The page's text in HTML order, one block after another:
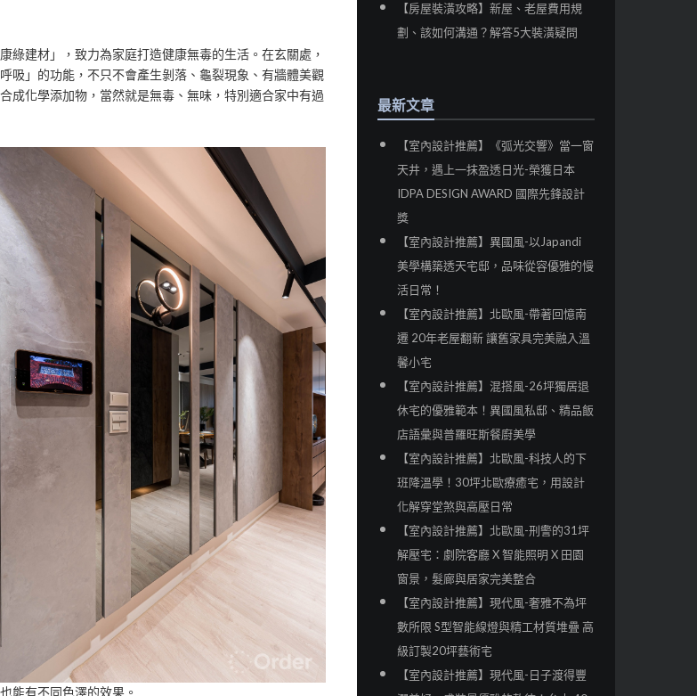
綠建材」，致力為家庭打造健康無毒的生活。在玄關處，
吸」的功能，不只不會產生剝落、龜裂現象、有牆體美觀
成化學添加物，當然就是無毒、無味，特別適合家中有過
能有不同色澤的效果。
【房屋裝潢攻略】新屋、老屋費用規
劃、該如何溝通？解答5大裝潢疑問
最新文章
【室內設計推薦】《弧光交響》當一窗
天井，遇上一抹盈透日光-榮獲日本
IDPA DESIGN AWARD 國際先鋒設計
獎
【室內設計推薦】異國風-以Japandi
美學構築透天宅邸，品味從容優雅的慢
活日常！
【室內設計推薦】北歐風-帶著回憶南
遷 20年老屋翻新 讓舊家具完美融入溫
馨小宅
【室內設計推薦】混搭風-26坪獨居退
休宅的優雅範本！異國風私邸、精品飯
店語彙與普羅旺斯餐廚美學
【室內設計推薦】北歐風-科技人的下
班降溫學！30坪北歐療癒宅，用設計
化解穿堂煞與高壓日常
【室內設計推薦】北歐風-刑警的31坪
解壓宅：劇院客廳 X 智能照明 X 田園
窗景，髮廊與居家完美整合
【室內設計推薦】現代風-奢雅不為坪
數所限 S型智能線燈與精工材質堆疊 高
級訂製20坪藝術宅
【室內設計推薦】現代風-日子渡得豐